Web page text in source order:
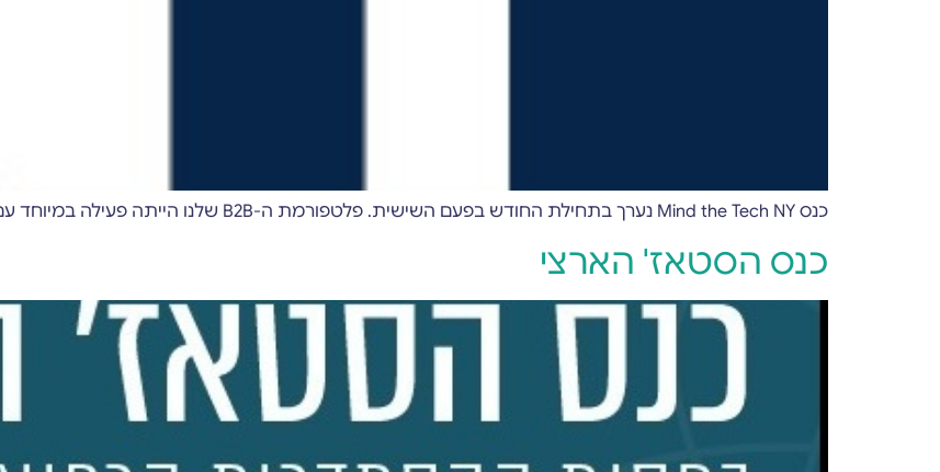
כנס Mind the Tech NY נערך בתחילת החודש בפעם השישית. פלטפורמת ה-B2B שלנו הייתה פעילה במיוחד עם מאות משתתפים
כנס הסטאז' הארצי